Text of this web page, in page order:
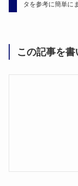
タを参考に簡単に
この記事を書